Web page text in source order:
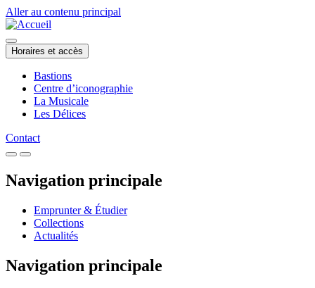
Aller au contenu principal
Horaires et accès
Bastions
Centre d’iconographie
La Musicale
Les Délices
Contact
Navigation principale
Emprunter & Étudier
Collections
Actualités
Navigation principale